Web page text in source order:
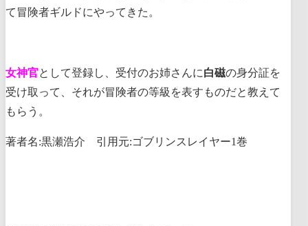
て冒険者ギルドにやってきた。
女神官として登録し、受付のお姉さんに白磁の身分証を
受け取って、それが冒険者の等級を表すものだと教えて
もらう。
著者名:黒瀬浩介 引用元:ゴブリンスレイヤー1巻